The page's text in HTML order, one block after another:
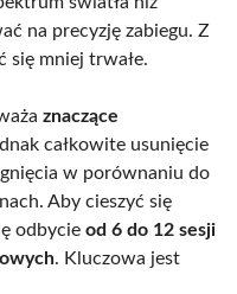
na precyzję zabiegu. Z
się mniej trwałe.
znaczące
całkowite usunięcie
w porównaniu do
Aby cieszyć się
odbycie od 6 do 12 sesji
. Kluczowa jest